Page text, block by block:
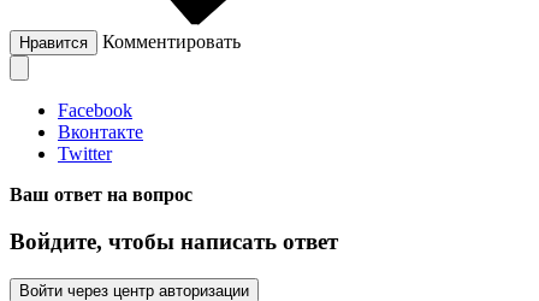
Нравится Комментировать
Facebook
Вконтакте
Twitter
Ваш ответ на вопрос
Войдите, чтобы написать ответ
Войти через центр авторизации